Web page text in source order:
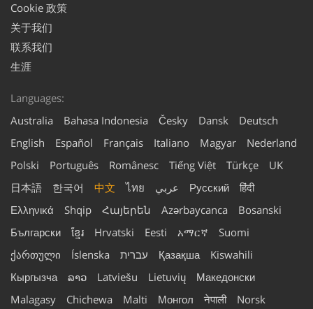
Cookie 政策
关于我们
联系我们
生涯
Languages:
Australia
Bahasa Indonesia Česky Dansk
Deutsch
English
Español Français Italiano Magyar
Nederland
Polski
Português Românesc Tiếng Việt Türkçe
UK
日本語
한국어 中文 ไทย عربي Русский
हिंदी
Ελληνικά
Shqip Հայերեն Azərbaycanca
Bosanski
Български
ខ្មែរ Hrvatski Eesti አማርኛ
Suomi
ქართული
Íslenska עברית Қазақша
Kiswahili
Кыргызча
ລາວ Latviešu Lietuvių
Македонски
Malagasy
Chichewa Malti Монгол नेपाली Norsk